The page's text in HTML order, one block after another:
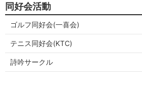
同好会活動
ゴルフ同好会(一喜会)
テニス同好会(KTC)
詩吟サークル